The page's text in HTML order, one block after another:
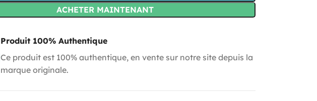
ACHETER MAINTENANT
Produit 100% Authentique
Ce produit est 100% authentique, en vente sur notre site depuis la
marque originale.